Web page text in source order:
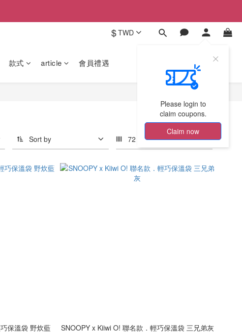
$TWD
Please login to
claim coupons.
Claim now
款式 article 會員禮遇
Sort by 72 Items per page
保溫袋 野炊藍 SNOOPY x Kiiwi O! 聯名款．輕巧保溫袋 三兄弟灰